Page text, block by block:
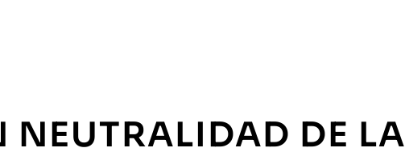
NEUTRALIDAD DE LA